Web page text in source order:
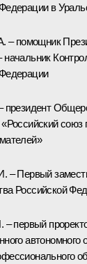
в
– помощник
«Российский
– Первый
Российской
– первый